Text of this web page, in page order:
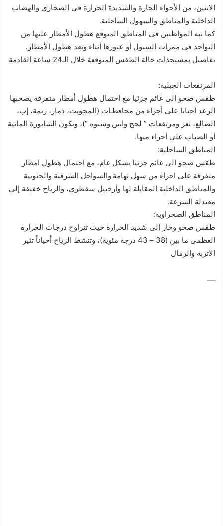
الاثنين، من الأجواء الحارة والشديدة الحرارة في الصحاري والهضاب
الداخلية والمناطق والسهول الساحلية.
كما نبه المواطنين في المناطق المتوقع هطول الأمطار عليها من
التواجد في ممرات السيول أو عبورها أثناء وبعد هطول الأمطار.
تفاصيل بمستجدات حالة الطقس المتوقعة خلال الـ24 ساعة القادمة
المرتفعات الجبلية:
طقس صحو إلى غائم جزئيا مع احتمال هطول أمطار متفرقة يصحبها
الرعد أحيانا على أجزاء من محافظـات (المحويت، ذمار، ريمة، إب،
الضالع، تعز ومرتفعات ” لحج وابين وشبوه “)، وتكون الشابورة المائية
أو الضباب على أجزاء منها.
المناطق الساحلية:
طقس صحو الى غائم جزئيا بشكل عام، مع احتمال هطول امطار
متفرقة على اجزاء من سهل تهامة والسواحل الشرقية والجنوبية
والمناطق الداخلية المقابلة لها وأرخبيل سقطرى، والرياح خفيفة إلى
معتدلة السرعة.
المناطق الصحراوية:
طقس صحو وحار إلى شديد الحرارة حيث تتراوح درجات الحرارة
العظمى ما بين (38 – 43 درجة مئوية)، وتنشط الرياح أحياناً تثير
الأتربة والرمال
ــــ